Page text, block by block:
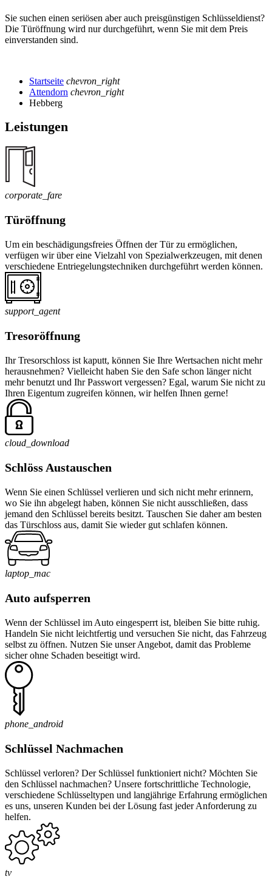
Sie suchen einen seriösen aber auch preisgünstigen Schlüsseldienst?
Die Türöffnung wird nur durchgeführt, wenn Sie mit dem Preis
einverstanden sind.
Startseite chevron_right
Attendorn chevron_right
Hebberg
Leistungen
corporate_fare
Türöffnung
Um ein beschädigungsfreies Öffnen der Tür zu ermöglichen,
verfügen wir über eine Vielzahl von Spezialwerkzeugen, mit denen
verschiedene Entriegelungstechniken durchgeführt werden können.
support_agent
Tresoröffnung
Ihr Tresorschloss ist kaputt, können Sie Ihre Wertsachen nicht mehr
herausnehmen? Vielleicht haben Sie den Safe schon länger nicht
mehr benutzt und Ihr Passwort vergessen? Egal, warum Sie nicht zu
Ihren Eigentum zugreifen können, wir helfen Ihnen gerne!
cloud_download
Schlöss Austauschen
Wenn Sie einen Schlüssel verlieren und sich nicht mehr erinnern,
wo Sie ihn abgelegt haben, können Sie nicht ausschließen, dass
jemand den Schlüssel bereits besitzt. Tauschen Sie daher am besten
das Türschloss aus, damit Sie wieder gut schlafen können.
laptop_mac
Auto aufsperren
Wenn der Schlüssel im Auto eingesperrt ist, bleiben Sie bitte ruhig.
Handeln Sie nicht leichtfertig und versuchen Sie nicht, das Fahrzeug
selbst zu öffnen. Nutzen Sie unser Angebot, damit das Probleme
sicher ohne Schaden beseitigt wird.
phone_android
Schlüssel Nachmachen
Schlüssel verloren? Der Schlüssel funktioniert nicht? Möchten Sie
den Schlüssel nachmachen? Unsere fortschrittliche Technologie,
verschiedene Schlüsseltypen und langjährige Erfahrung ermöglichen
es uns, unseren Kunden bei der Lösung fast jeder Anforderung zu
helfen.
tv